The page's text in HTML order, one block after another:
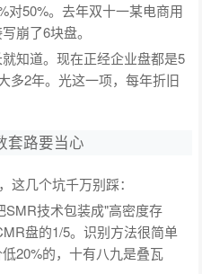
对50%。去年双十一某电商用
崩了6块盘。
知道。现在正经企业盘都是5
多2年。光这一项，每年折旧
套路要当心
这几个坑千万别踩：
技术包装成"高密度存
盘的1/5。识别方法很简单
20%的，十有八九是叠瓦